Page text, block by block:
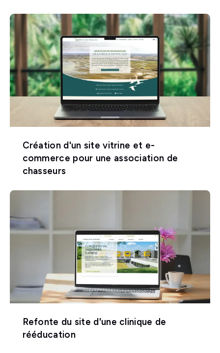
Création d'un site vitrine et e-
commerce pour une association de
chasseurs
Refonte du site d'une clinique de
rééducation